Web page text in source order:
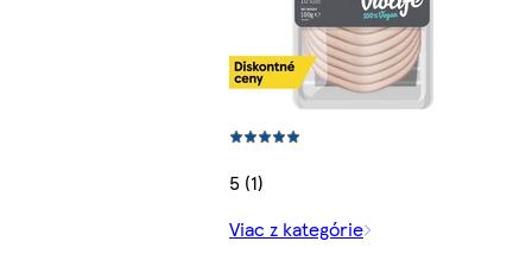
5 (1)
Viac z kategórie